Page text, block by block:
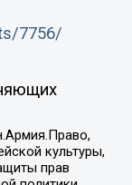
7756/
культуры,
прав